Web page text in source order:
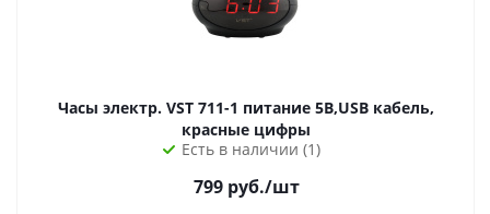
Часы электр. VST 711-1 питание 5В,USB кабель,
красные цифры
Есть в наличии (1)
799руб./шт